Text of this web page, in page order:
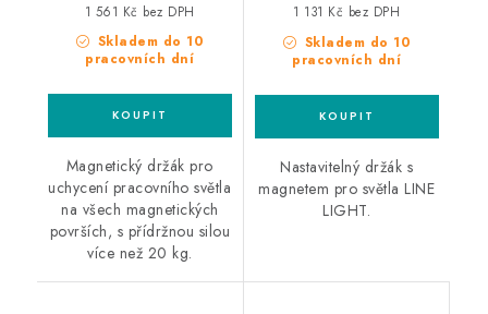
Skladem do 10
pracovních dní
1 561 Kč bez DPH
Magnetický držák pro
uchycení pracovního světla
na všech magnetických
površích, s přídržnou silou
více než 20 kg.
Skladem do 10
pracovních dní
1 131 Kč bez DPH
Nastavitelný držák s
magnetem pro světla LINE
LIGHT.